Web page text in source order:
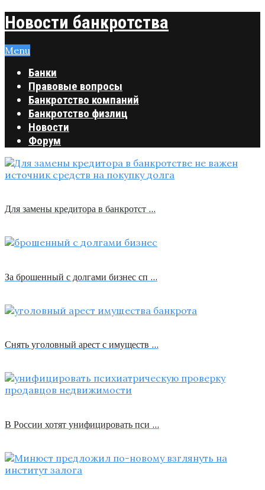
Новости банкротства
Menu
Банки
Правовые вопросы
Банкротство компаний
Банкротство физлиц
Новости
Форум
Для замены кредитора в банкротст …
За брошенный с долгами бизнес сп …
Снять уголовный арест с имуществ …
В России хотят унифицировать пси …